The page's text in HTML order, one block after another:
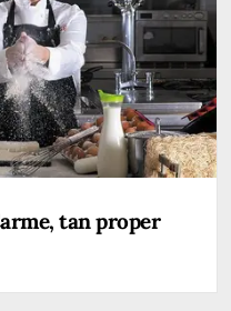
tan proper